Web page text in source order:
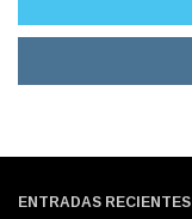
ENTRADAS RECIENTES